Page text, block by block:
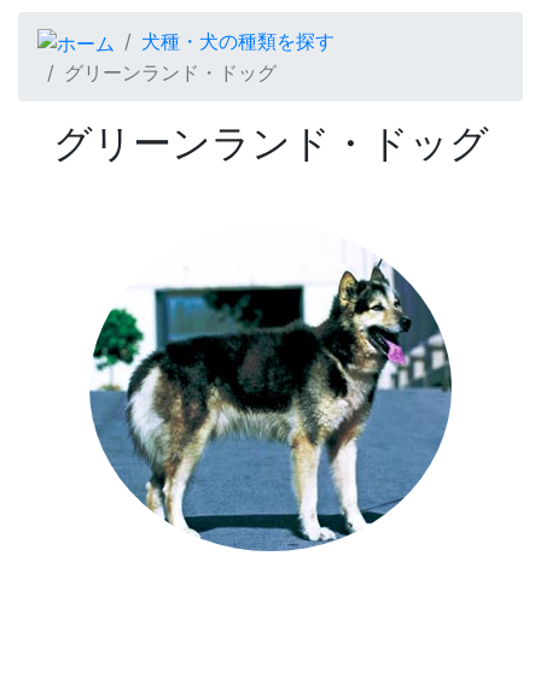
犬種・犬の種類を探す
グリーンランド・ドッグ
グリーンランド・ドッグ